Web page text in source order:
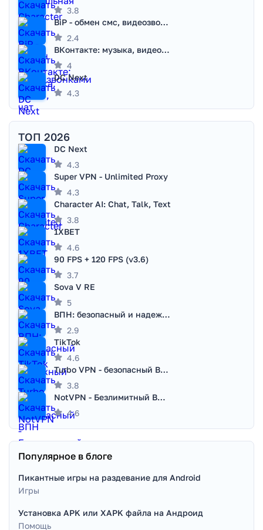
3.8
BiP - обмен смс, видеозвонками
2.4
ВКонтакте: музыка, видео, чат
4
DC Next
4.3
ТОП 2026
DC Next
4.3
Super VPN - Unlimited Proxy
4.3
Character AI: Chat, Talk, Text
3.8
1XBET
4.6
90 FPS + 120 FPS (v3.6)
3.7
Sova V RE
5
ВПН: безопасный и надежный VPN
2.9
TikTok
4.6
Turbo VPN - безопасный ВПН
3.8
NotVPN - Безлимитный ВПН | VPN
4.6
Популярное в блоге
Пикантные игры на раздевание для Android
Игры
Установка APK или XAPK файла на Андроид
Помощь